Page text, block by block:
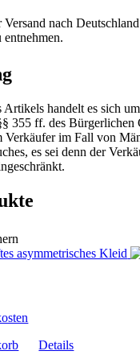
Versand nach
entnehmen.
handelt es sich
355 ff. des
Verkäufer im Fall von
es sei denn der
Details